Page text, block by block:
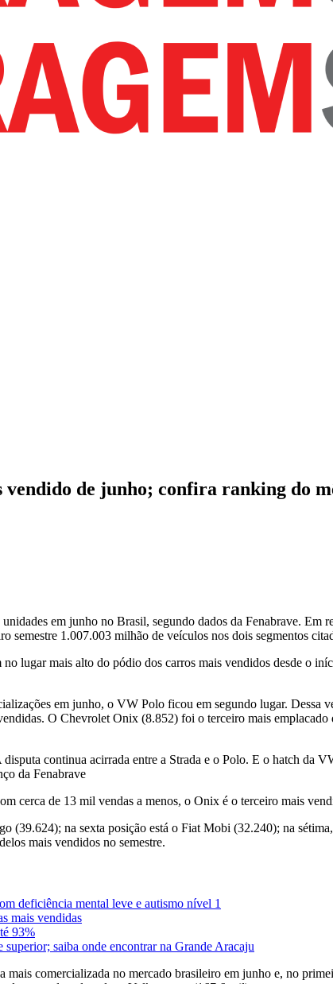
de junho; confira ranking do
em junho no Brasil, segundo dados da Fenabrave.
1.007.003 milhão de veículos nos dois segmentos
lugar mais alto do pódio dos carros mais vendidos desde o
em junho, o VW Polo ficou em segundo lugar. Dessa
O Chevrolet Onix (8.852) foi o terceiro mais emplacado
continua acirrada entre a Strada e o Polo. E o hatch da
da Fenabrave
cerca de 13 mil vendas a menos, o Onix é o terceiro mais
na sexta posição está o Fiat Mobi (32.240); na
mais vendidos no semestre.
deficiência mental leve e autismo nível 1
mais vendidas
93%
saiba onde encontrar na Grande Aracaju
mais comercializada no mercado brasileiro em junho e, no